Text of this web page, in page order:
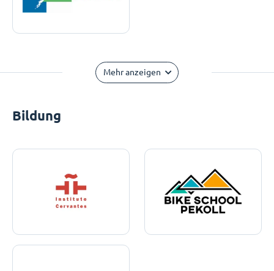
Mehr anzeigen
Bildung